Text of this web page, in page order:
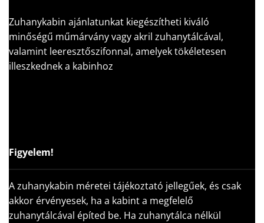
Zuhanykabin ajánlatunkat kiegészítheti kiváló
minőségű műmárvány vagy akril zuhanytálcával,
valamint leeresztőszifonnal, amelyek tökéletesen
illeszkednek a kabinhoz
Figyelem!
A zuhanykabin méretei tájékoztató jellegűek, és csak
akkor érvényesek, ha a kabint a megfelelő
zuhanytálcával építed be. Ha zuhanytálca nélkül